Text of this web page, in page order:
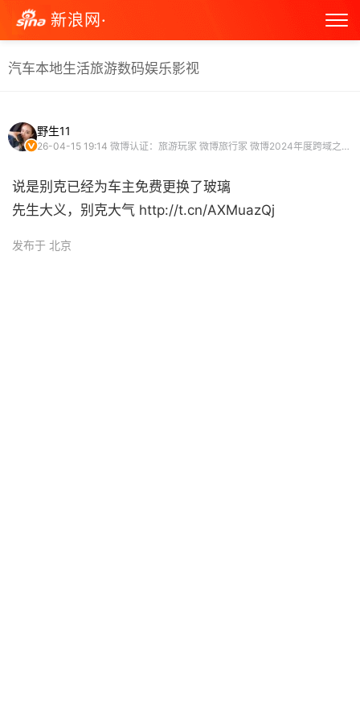
新浪网·
汽车本地生活旅游数码娱乐影视
野生11
26-04-15 19:14 微博认证：旅游玩家 微博旅行家 微博2024年度跨域之星 汽车博主
说是别克已经为车主免费更换了玻璃
先生大义，别克大气 http://t.cn/AXMuazQj ​
发布于 北京